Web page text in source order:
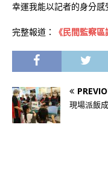
幸運我能以記者的身分感
完整報道： 《民間監察
現場派飯